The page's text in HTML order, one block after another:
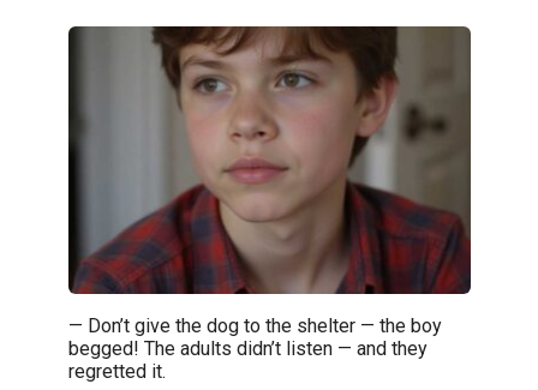
— Don’t give the dog to the shelter — the boy
begged! The adults didn’t listen — and they
regretted it.